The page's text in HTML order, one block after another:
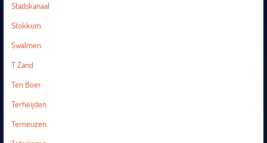
Stadskanaal
Stokkum
Swalmen
T Zand
Ten Boer
Terheijden
Terneuzen